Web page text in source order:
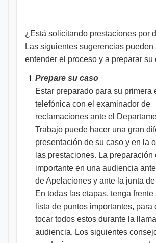
¿Está solicitando prestaciones por
Las siguientes sugerencias pueden
entender el proceso y a preparar su
Prepare su caso
Estar preparado para su primera
telefónica con el examinador de
reclamaciones ante el
Trabajo puede hacer una gran
presentación de su caso y en la
las prestaciones. La preparación
importante en una audiencia
de Apelaciones y ante la junta
En todas las etapas, tenga frente
lista de puntos importantes, para
tocar todos estos durante la
audiencia. Los siguientes